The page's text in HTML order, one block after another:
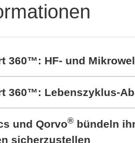
360™: HF- und
360™: Lebenszyklus-
und Qorvo® bündeln
sicherzustellen